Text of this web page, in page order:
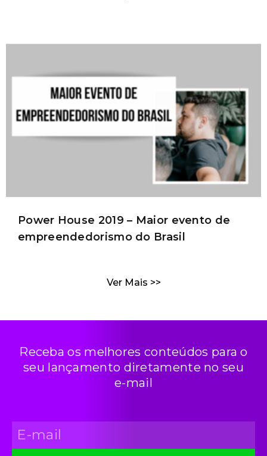
Power House 2019 – Maior evento de
empreendedorismo do Brasil
Ver Mais >>
Receba os melhores conteúdos para o
seu lançamento diretamente no seu
e-mail